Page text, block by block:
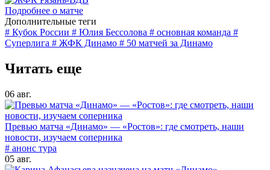
Подробнее о матче
Дополнительные теги
# Кубок России # Юлия Бессолова # основная команда #
Суперлига # ЖФК Динамо # 50 матчей за Динамо
Читать еще
06 авг.
Превью матча «Динамо» — «Ростов»: где смотреть, наши
новости, изучаем соперника
# анонс тура
05 авг.